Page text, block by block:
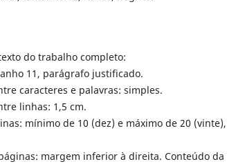
do trabalho completo:
11, parágrafo justificado.
caracteres e palavras: simples.
linhas: 1,5 cm.
mínimo de 10 (dez) e máximo de 20
margem inferior à direita. Conteúdo